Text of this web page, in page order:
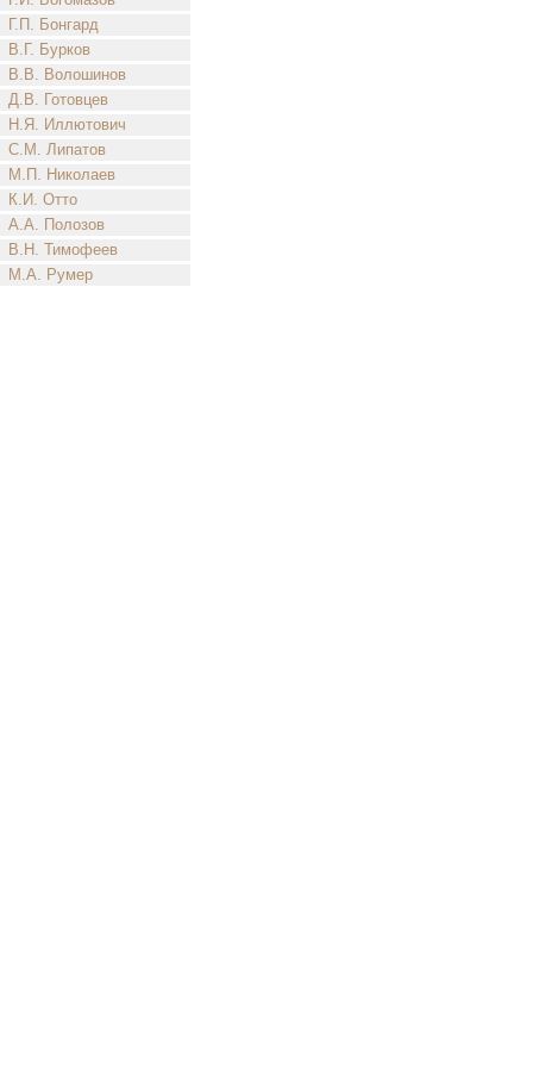
Г.П. Бонгард
В.Г. Бурков
В.В. Волошинов
Д.В. Готовцев
Н.Я. Иллютович
С.М. Липатов
М.П. Николаев
К.И. Отто
А.А. Полозов
В.Н. Тимофеев
М.А. Румер